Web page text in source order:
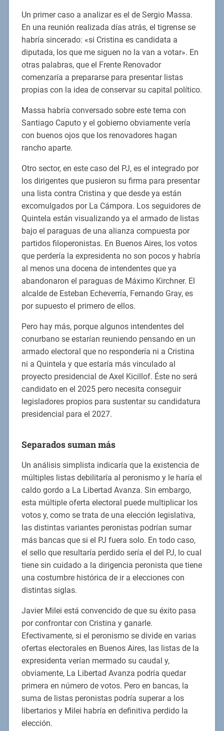
Un primer caso a analizar es el de Sergio Massa.
En una reunión realizada días atrás, el tigrense se
habría sincerado: «si Cristina es candidata a
diputada, los que me siguen no la van a votar». En
otras palabras, que el Frente Renovador
comenzaría a prepararse para presentar listas
propias con la idea de conservar su capital político.
Massa habría conversado sobre este tema con
Santiago Caputo y el gobierno obviamente vería
con buenos ojos que los renovadores hagan
rancho aparte.
Otro sector, en este caso del PJ, es el integrado por
los dirigentes que pusieron su firma para presentar
una lista contra Cristina y que desde ya están
excomulgados por La Cámpora. Los seguidores de
Quintela están visualizando ya el armado de listas
bajo el paraguas de una alianza compuesta por
partidos filoperonistas. En Buenos Aires, los votos
que perdería la expresidenta no son pocos y habría
al menos una docena de intendentes que ya
abandonaron el paraguas de Máximo Kirchner. El
alcalde de Esteban Echeverría, Fernando Gray, es
por supuesto el primero de ellos.
Pero hay más, porque algunos intendentes del
conurbano se estarían reuniendo pensando en un
armado electoral que no respondería ni a Cristina
ni a Quintela y que estaría más vinculado al
proyecto presidencial de Axel Kicillof. Éste no será
candidato en el 2025 pero necesita conseguir
legisladores propios para sustentar su candidatura
presidencial para el 2027.
Separados suman más
Un análisis simplista indicaría que la existencia de
múltiples listas debilitaría al peronismo y le haría el
caldo gordo a La Libertad Avanza. Sin embargo,
esta múltiple oferta electoral puede multiplicar los
votos y, como se trata de una elección legislativa,
las distintas variantes peronistas podrían sumar
más bancas que si el PJ fuera solo. En todo caso,
el sello que resultaría perdido sería el del PJ, lo cual
tiene sin cuidado a la dirigencia peronista que tiene
una costumbre histórica de ir a elecciones con
distintas siglas.
Javier Milei está convencido de que su éxito pasa
por confrontar con Cristina y ganarle.
Efectivamente, si el peronismo se divide en varias
ofertas electorales en Buenos Aires, las listas de la
expresidenta verían mermado su caudal y,
obviamente, La Libertad Avanza podría quedar
primera en número de votos. Pero en bancas, la
suma de listas peronistas podría superar a los
libertarios y Milei habría en definitiva perdido la
elección.